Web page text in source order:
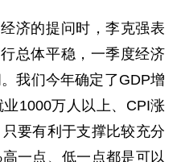
的提问时，李克强表
总体平稳，一季度经济
我们今年确定了GDP增
1000万人以上、CPI涨
要有利于支撑比较充分
一点、低一点都是可以